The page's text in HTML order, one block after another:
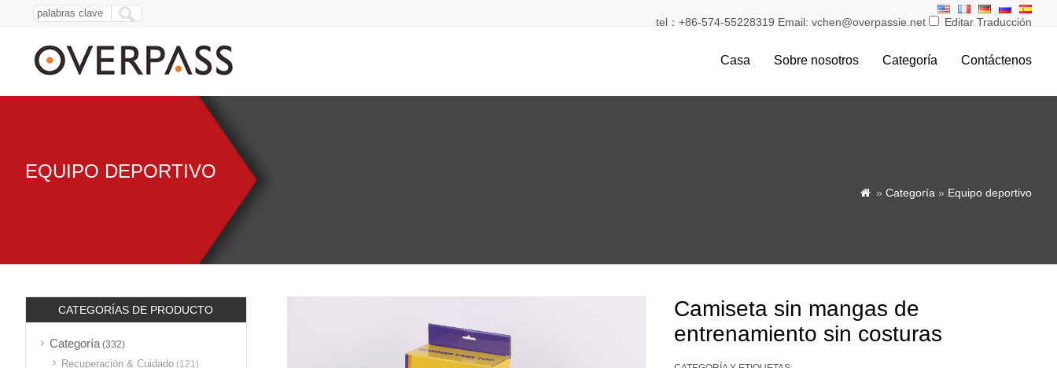
tel：+86-574-55228319 Email: vchen@overpassie.net Editar Traducción
Casa Sobre nosotros Categoría Contáctenos
EQUIPO DEPORTIVO
 » Categoría » Equipo deportivo
Camiseta sin mangas de
entrenamiento sin costuras
CATEGORÍAS DE PRODUCTO
Categoría(332)
Recuperación & Cuidado (121)